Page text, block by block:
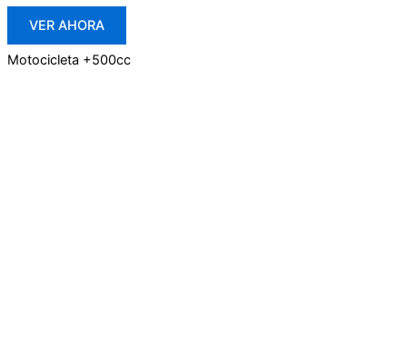
VER AHORA
Motocicleta +500cc